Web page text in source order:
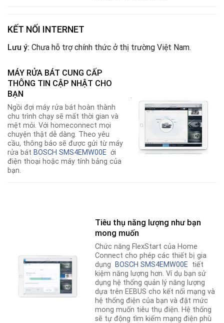
KẾT NỐI INTERNET
Lưu ý: Chưa hỗ trợ chính thức ở thị trường Việt Nam.
MÁY RỬA BÁT CUNG CẤP
THÔNG TIN CẬP NHẬT CHO
BẠN
Ngồi đợi máy rửa bát hoàn thành
chu trình chạy sẽ mất thời gian và
mệt mỏi. Với homeconnect mọi
chuyện thật dễ dàng. Theo yêu
cầu, thông báo sẽ được gửi từ máy
rửa bát BOSCH SMS4EMW00E ới
điện thoại hoặc máy tính bảng của
bạn.
.
Tiêu thụ năng lượng như bạn
mong muốn
Chức năng FlexStart của Home
Connect cho phép các thiết bị gia
dụng
BOSCH SMS4EMW00E tiết
kiệm năng lượng hơn. Ví dụ bạn sử
dụng hệ thống quản lý năng lượng
dựa trên EEBUS cho kết nối mạng và
hệ thống điện của bạn và đặt mức
mong muốn tiêu thụ điện. Hệ thống
sẽ tự động tìm kiếm mạng điện phù